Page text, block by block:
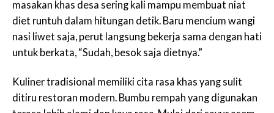
masakan khas desa sering kali mampu membuat niat
diet runtuh dalam hitungan detik. Baru mencium wangi
nasi liwet saja, perut langsung bekerja sama dengan hati
untuk berkata, “Sudah, besok saja dietnya.”
Kuliner tradisional memiliki cita rasa khas yang sulit
ditiru restoran modern. Bumbu rempah yang digunakan